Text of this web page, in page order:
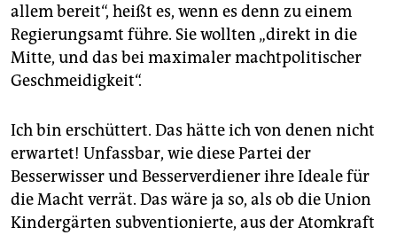
allem bereit“, heißt es, wenn es denn zu einem
Regierungsamt führe. Sie wollten „direkt in die
Mitte, und das bei maximaler machtpolitischer
Geschmeidigkeit“.
Ich bin erschüttert. Das hätte ich von denen nicht
erwartet! Unfassbar, wie diese Partei der
Besserwisser und Besserverdiener ihre Ideale für
die Macht verrät. Das wäre ja so, als ob die Union
Kindergärten subventionierte, aus der Atomkraft